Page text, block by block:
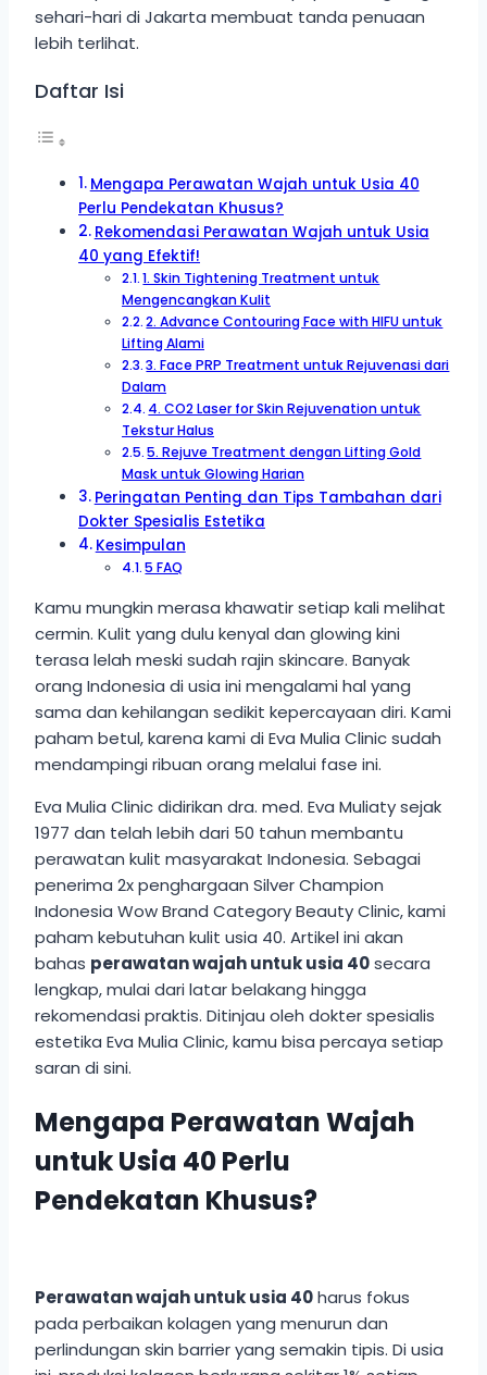
sehari-hari di Jakarta membuat tanda penuaan
lebih terlihat.
Daftar Isi
Mengapa Perawatan Wajah untuk Usia 40
Perlu Pendekatan Khusus?
Rekomendasi Perawatan Wajah untuk Usia
40 yang Efektif!
1. Skin Tightening Treatment untuk
Mengencangkan Kulit
2. Advance Contouring Face with HIFU untuk
Lifting Alami
3. Face PRP Treatment untuk Rejuvenasi dari
Dalam
4. CO2 Laser for Skin Rejuvenation untuk
Tekstur Halus
5. Rejuve Treatment dengan Lifting Gold
Mask untuk Glowing Harian
Peringatan Penting dan Tips Tambahan dari
Dokter Spesialis Estetika
Kesimpulan
5 FAQ
Kamu mungkin merasa khawatir setiap kali melihat
cermin. Kulit yang dulu kenyal dan glowing kini
terasa lelah meski sudah rajin skincare. Banyak
orang Indonesia di usia ini mengalami hal yang
sama dan kehilangan sedikit kepercayaan diri. Kami
paham betul, karena kami di Eva Mulia Clinic sudah
mendampingi ribuan orang melalui fase ini.
Eva Mulia Clinic didirikan dra. med. Eva Muliaty sejak
1977 dan telah lebih dari 50 tahun membantu
perawatan kulit masyarakat Indonesia. Sebagai
penerima 2x penghargaan Silver Champion
Indonesia Wow Brand Category Beauty Clinic, kami
paham kebutuhan kulit usia 40. Artikel ini akan
bahas perawatan wajah untuk usia 40secara
lengkap, mulai dari latar belakang hingga
rekomendasi praktis. Ditinjau oleh dokter spesialis
estetika Eva Mulia Clinic, kamu bisa percaya setiap
saran di sini.
Mengapa Perawatan Wajah
untuk Usia 40 Perlu
Pendekatan Khusus?
Perawatan wajah untuk usia 40harus fokus
pada perbaikan kolagen yang menurun dan
perlindungan skin barrier yang semakin tipis. Di usia